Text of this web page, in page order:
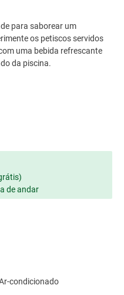
para saborear um
os petiscos servidos
uma bebida refrescante
da piscina.
de andar
condicionado